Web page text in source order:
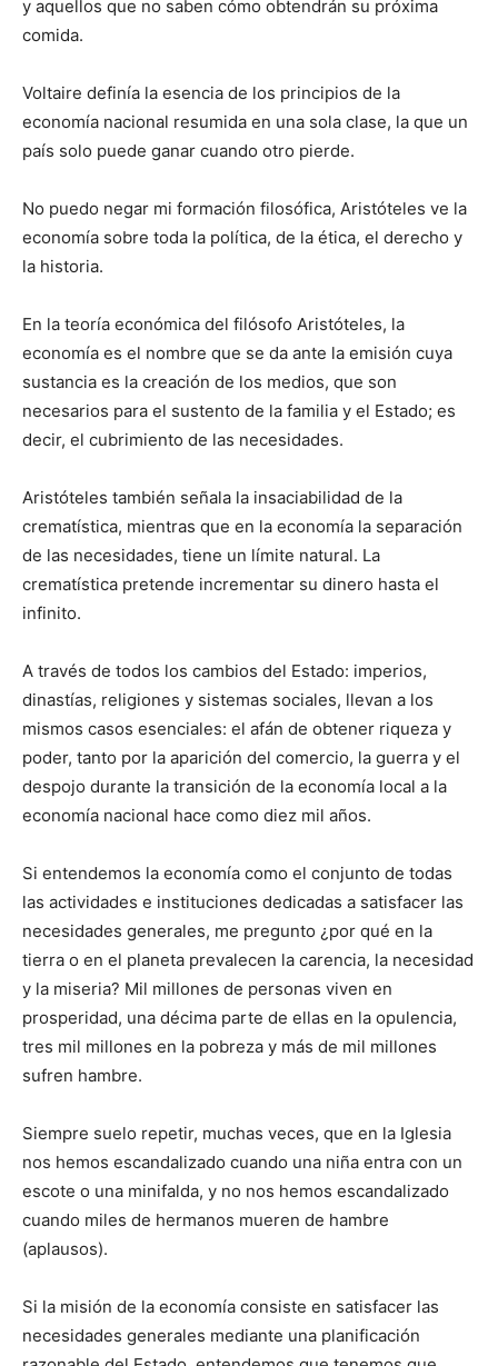
y aquellos que no saben cómo obtendrán su próxima
comida.
Voltaire definía la esencia de los principios de la
economía nacional resumida en una sola clase, la que un
país solo puede ganar cuando otro pierde.
No puedo negar mi formación filosófica, Aristóteles ve la
economía sobre toda la política, de la ética, el derecho y
la historia.
En la teoría económica del filósofo Aristóteles, la
economía es el nombre que se da ante la emisión cuya
sustancia es la creación de los medios, que son
necesarios para el sustento de la familia y el Estado; es
decir, el cubrimiento de las necesidades.
Aristóteles también señala la insaciabilidad de la
crematística, mientras que en la economía la separación
de las necesidades, tiene un límite natural. La
crematística pretende incrementar su dinero hasta el
infinito.
A través de todos los cambios del Estado: imperios,
dinastías, religiones y sistemas sociales, llevan a los
mismos casos esenciales: el afán de obtener riqueza y
poder, tanto por la aparición del comercio, la guerra y el
despojo durante la transición de la economía local a la
economía nacional hace como diez mil años.
Si entendemos la economía como el conjunto de todas
las actividades e instituciones dedicadas a satisfacer las
necesidades generales, me pregunto ¿por qué en la
tierra o en el planeta prevalecen la carencia, la necesidad
y la miseria? Mil millones de personas viven en
prosperidad, una décima parte de ellas en la opulencia,
tres mil millones en la pobreza y más de mil millones
sufren hambre.
Siempre suelo repetir, muchas veces, que en la Iglesia
nos hemos escandalizado cuando una niña entra con un
escote o una minifalda, y no nos hemos escandalizado
cuando miles de hermanos mueren de hambre
(aplausos).
Si la misión de la economía consiste en satisfacer las
necesidades generales mediante una planificación